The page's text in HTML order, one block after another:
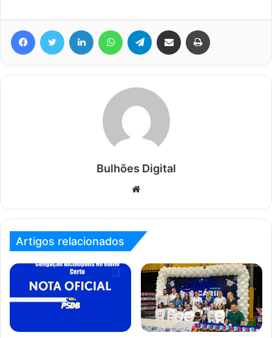
FacebookTwitter Linkedin WhatsAppTelegram Compartilhar via e-mail
Bulhões Digital
Website
Artigos relacionados